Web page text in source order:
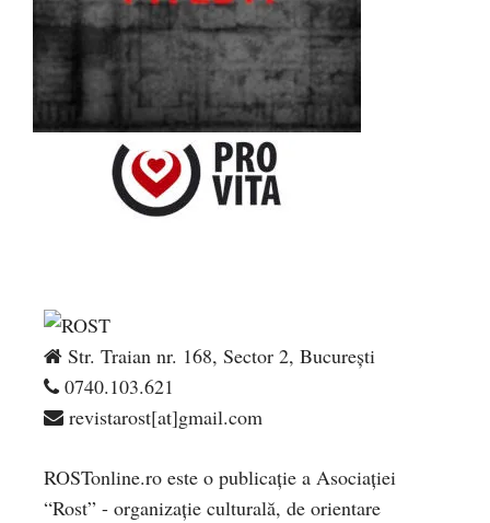
Str. Traian nr. 168, Sector 2, București
0740.103.621
revistarost[at]gmail.com
ROSTonline.ro este o publicaţie a Asociaţiei
“Rost” - organizaţie culturală, de orientare